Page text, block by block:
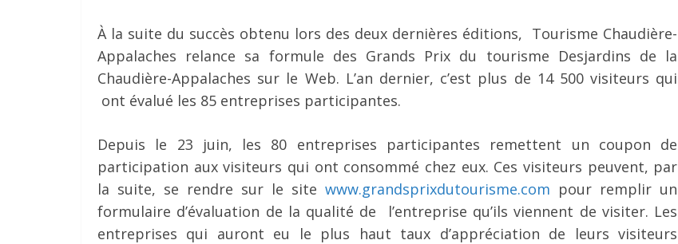
À la suite du succès obtenu lors des deux dernières éditions, Tourisme Chaudière-
Appalaches relance sa formule des Grands Prix du tourisme Desjardins de la
Chaudière-Appalaches sur le Web. L’an dernier, c’est plus de 14 500 visiteurs qui
ont évalué les 85 entreprises participantes.
Depuis le 23 juin, les 80 entreprises participantes remettent un coupon de
participation aux visiteurs qui ont consommé chez eux. Ces visiteurs peuvent, par
la suite, se rendre sur le sitewww.grandsprixdutourisme.com pour remplir un
formulaire d’évaluation de la qualité de l’entreprise qu’ils viennent de visiter. Les
entreprises qui auront eu le plus haut taux d’appréciation de leurs visiteurs